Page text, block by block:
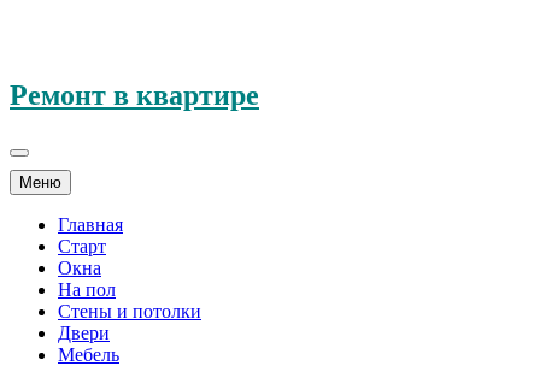
Ремонт в квартире
Меню
Главная
Старт
Окна
На пол
Стены и потолки
Двери
Мебель